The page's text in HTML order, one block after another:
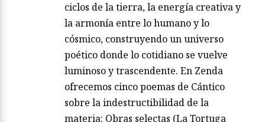
ciclos de la tierra, la energía creativa y
la armonía entre lo humano y lo
cósmico, construyendo un universo
poético donde lo cotidiano se vuelve
luminoso y trascendente. En Zenda
ofrecemos cinco poemas de Cántico
sobre la indestructibilidad de la
materia: Obras selectas (La Tortuga